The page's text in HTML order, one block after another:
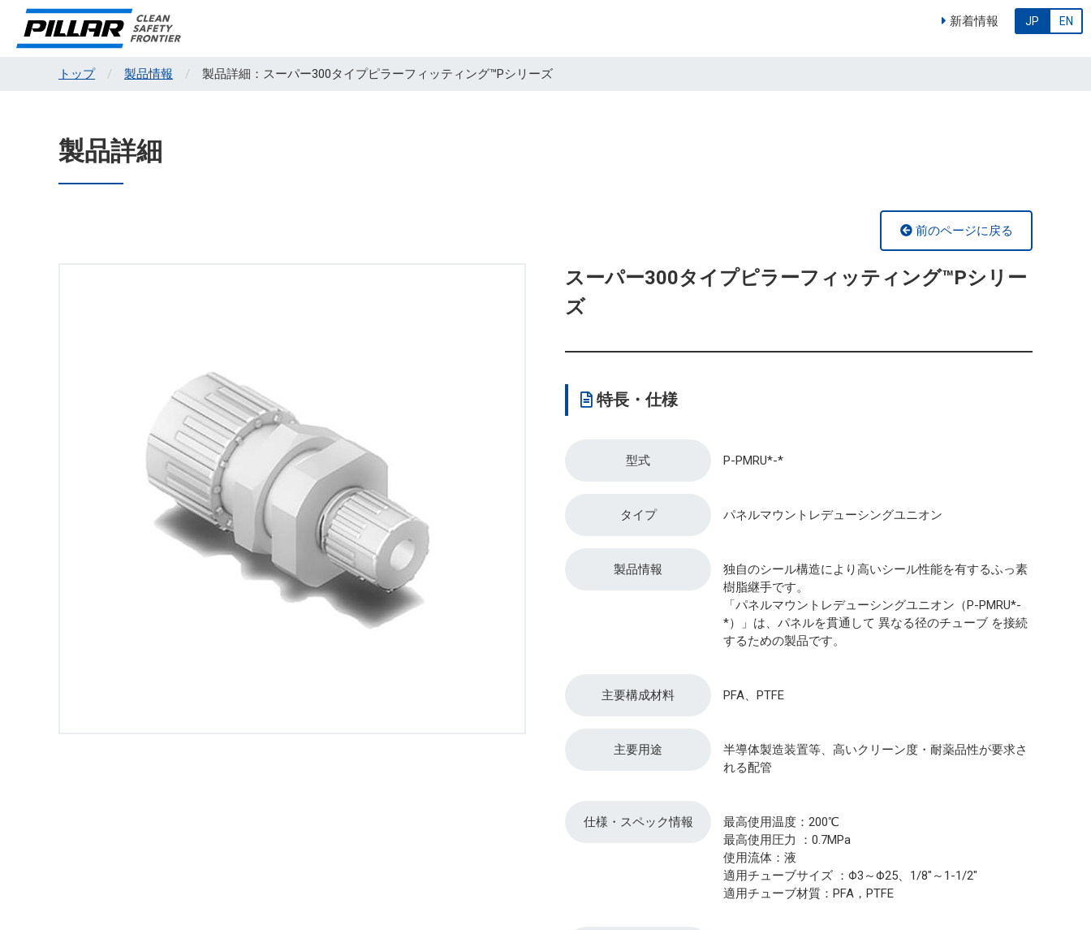
新着情報 JP EN
トップ 製品情報 製品詳細：スーパー300タイプピラーフィッティング™Pシリーズ
製品詳細
前のページに戻る
スーパー300タイプピラーフィッティング™Pシリー
ズ
特長・仕様
型式 P-PMRU*-*
タイプ パネルマウントレデューシングユニオン
製品情報
独自のシール構造により高いシール性能を有するふっ素
樹脂継手です。
「パネルマウントレデューシングユニオン（P-PMRU*-
*）」は、パネルを貫通して 異なる径のチューブ を接続
するための製品です。
主要構成材料 PFA、PTFE
主要用途
半導体製造装置等、高いクリーン度・耐薬品性が要求さ
れる配管
仕様・スペック情報
最高使用温度：200℃
最高使用圧力 ：0.7MPa
使用流体：液
適用チューブサイズ ：Φ3～Φ25、1/8"～1-1/2"
適用チューブ材質：PFA，PTFE